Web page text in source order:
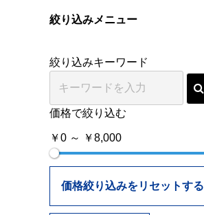
絞り込みメニュー
絞り込みキーワード
価格で絞り込む
￥0 ～ ￥8,000
価格絞り込みをリセットする